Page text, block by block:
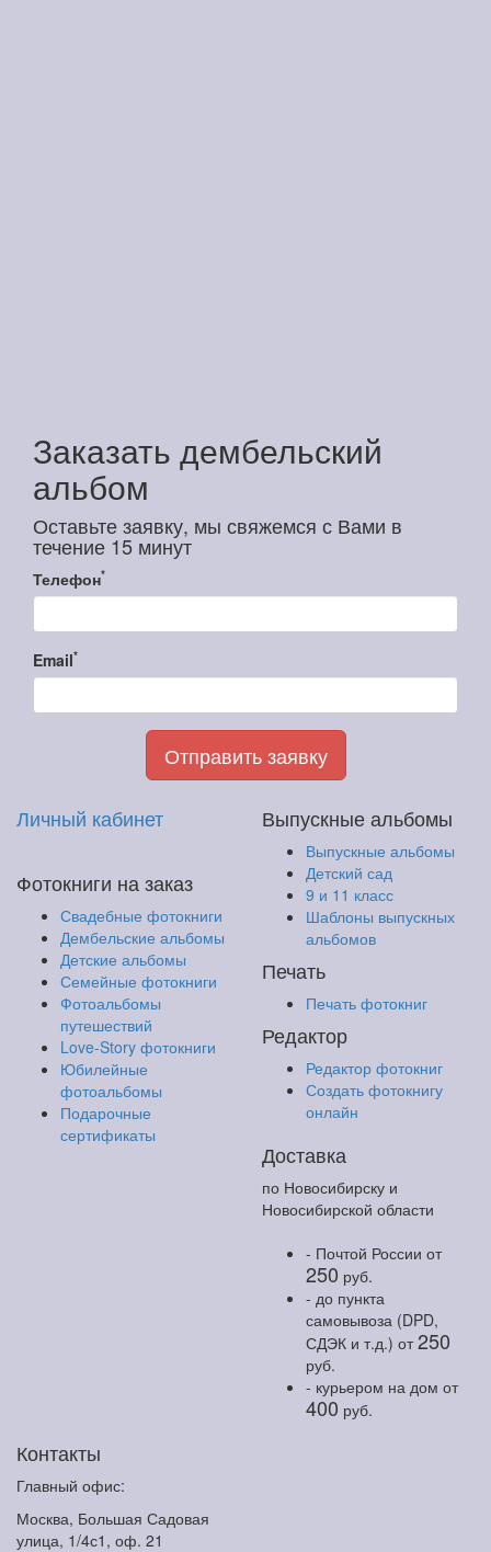
Заказать дембельский
альбом
Оставьте заявку, мы свяжемся с Вами в
течение 15 минут
Телефон*
Email*
Отправить заявку
Личный кабинет
Фотокниги на заказ
Свадебные фотокниги
Дембельские альбомы
Детские альбомы
Семейные фотокниги
Фотоальбомы
путешествий
Love-Story фотокниги
Юбилейные
фотоальбомы
Подарочные
сертификаты
Выпускные альбомы
Выпускные альбомы
Детский сад
9 и 11 класс
Шаблоны выпускных
альбомов
Печать
Печать фотокниг
Редактор
Редактор фотокниг
Создать фотокнигу
онлайн
Доставка
по Новосибирску и
Новосибирской области
- Почтой России от
250 руб.
- до пункта
самовывоза (DPD,
СДЭК и т.д.) от250
руб.
- курьером на дом от
400 руб.
Контакты
Главный офис:
Москва, Большая Садовая
улица, 1/4с1, оф. 21